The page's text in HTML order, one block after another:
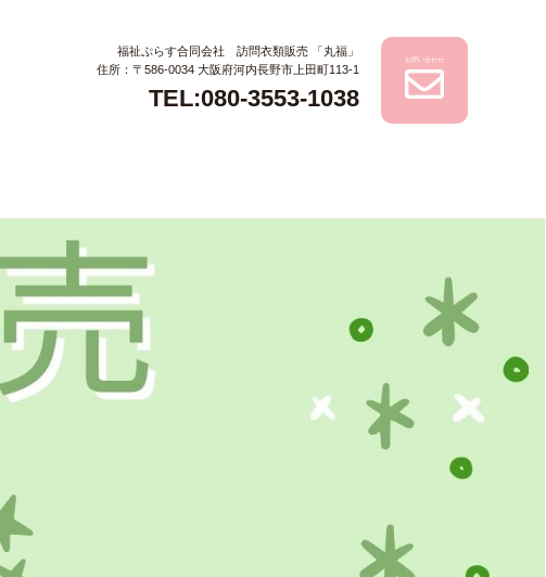
福祉ぷらす合同会社 訪問衣類販売 「丸福」
住所：〒586-0034 大阪府河内長野市上田町113-1
TEL:080-3553-1038
お問い合わせ